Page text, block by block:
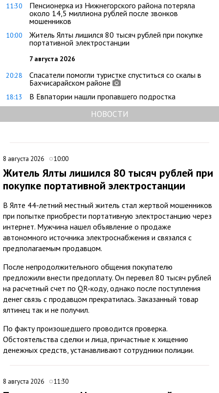
11:30
Пенсионерка из Нижнегорского района потеряла
около 14,5 миллиона рублей после звонков
мошенников
10:00
Житель Ялты лишился 80 тысяч рублей при покупке
портативной электростанции
7 августа 2026
20:28
Спасатели помогли туристке спуститься со скалы в
Бахчисарайском районе
18:13 В Евпатории нашли пропавшего подростка
НОВОСТИ
8 августа 2026 10:00
Житель Ялты лишился 80 тысяч рублей при
покупке портативной электростанции
В Ялте 44-летний местный житель стал жертвой мошенников
при попытке приобрести портативную электростанцию через
интернет. Мужчина нашел объявление о продаже
автономного источника электроснабжения и связался с
предполагаемым продавцом.
После непродолжительного общения покупателю
предложили внести предоплату. Он перевел 80 тысяч рублей
на расчетный счет по QR-коду, однако после поступления
денег связь с продавцом прекратилась. Заказанный товар
ялтинец так и не получил.
По факту произошедшего проводится проверка.
Обстоятельства сделки и лица, причастные к хищению
денежных средств, устанавливают сотрудники полиции.
8 августа 2026 11:30